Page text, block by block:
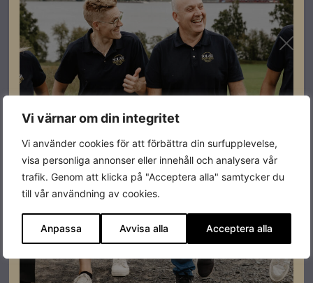
Vi värnar om din integritet
Vi använder cookies för att förbättra din surfupplevelse,
visa personliga annonser eller innehåll och analysera vår
trafik. Genom att klicka på "Acceptera alla" samtycker du
till vår användning av cookies.
Anpassa Avvisa alla Acceptera alla
SLUT I LAGER
Fyndhörna
JA Solar 415W Helsvart
Artikelnummer: 101042
Läs mer